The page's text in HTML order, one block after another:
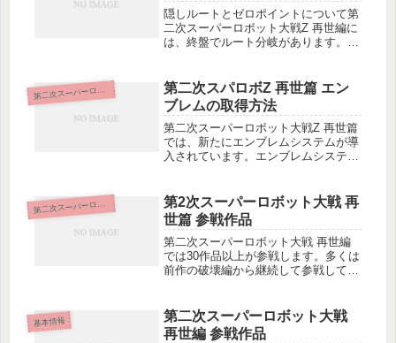
隠しルートとゼロポイントについて第
二次スーパーロボット大戦Z 再世編に
は、終盤でルート分岐があります。通
ることが出来るようになります。(い
わゆる原作と異なる展開になるifル
ー...
第 二次スーパーロボット大戦z 再世篇
第二次スパロボZ 再世篇 エン
ブレムの取得方法
第二次スーパーロボット大戦Z 再世篇
では、新たにエンブレムシステムが導
入されています。エンブレムシステム
に入ります。アイアンエンブレム入手
条件：エースパイロット20名育成装...
第二次スーパーロボット大戦z 再世篇
第2次スーパーロボット大戦 再
世篇 参戦作品
第二次スーパーロボット大戦 再世編
では30作品以上が参戦します。多くは
前作の破壊編から継続して参戦してい
です。新規参戦作品・機動戦士ガンダ
ム００ -2nd Season-・...
基本情報
第二次スーパーロボット大戦
再世編 参戦作品